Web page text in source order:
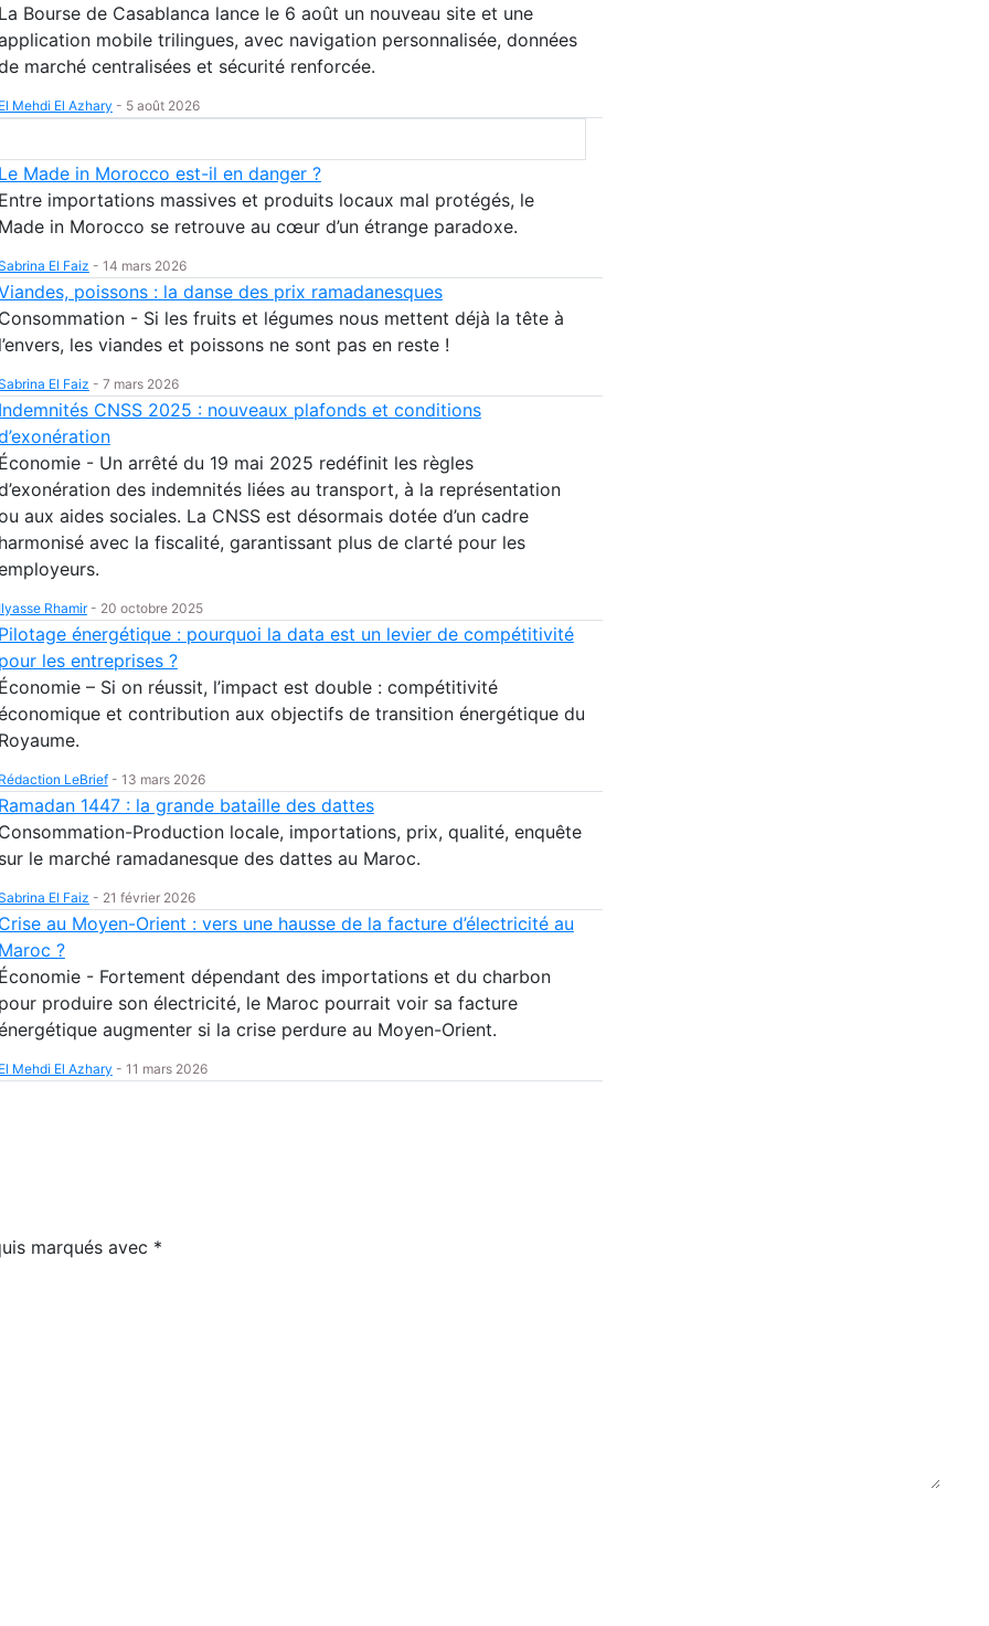
La Bourse de Casablanca lance le 6 août un nouveau site et une
mobile trilingues, avec navigation personnalisée, données
marché centralisées et sécurité renforcée.
El Mehdi El Azhary - 5 août 2026
Le Made in Morocco est-il en danger ?
Entre importations massives et produits locaux mal protégés, le
Made in Morocco se retrouve au cœur d’un étrange paradoxe.
El Faiz - 14 mars 2026
poissons : la danse des prix ramadanesques
Consommation - Si les fruits et légumes nous mettent déjà la tête à
l’envers, les viandes et poissons ne sont pas en reste !
El Faiz - 7 mars 2026
Indemnités CNSS 2025 : nouveaux plafonds et conditions
Économie - Un arrêté du 19 mai 2025 redéfinit les règles
des indemnités liées au transport, à la représentation
aux aides sociales. La CNSS est désormais dotée d’un cadre
harmonisé avec la fiscalité, garantissant plus de clarté pour les
Ilyasse Rhamir- 20 octobre 2025
Pilotage énergétique : pourquoi la data est un levier de compétitivité
pour les entreprises ?
Économie – Si on réussit, l’impact est double : compétitivité
et contribution aux objectifs de transition énergétique du
Royaume.
Rédaction LeBrief- 13 mars 2026
Ramadan 1447 : la grande bataille des dattes
Consommation-Production locale, importations, prix, qualité, enquête
sur le marché ramadanesque des dattes au Maroc.
El Faiz - 21 février 2026
Crise au Moyen-Orient : vers une hausse de la facture d’électricité au
Maroc ?
Économie - Fortement dépendant des importations et du charbon
pour produire son électricité, le Maroc pourrait voir sa facture
augmenter si la crise perdure au Moyen-Orient.
El Mehdi El Azhary - 11 mars 2026
marqués avec *